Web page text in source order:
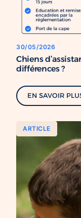
30/05/2026
Chiens
différences ?
EN SAVOIR
ARTICLE